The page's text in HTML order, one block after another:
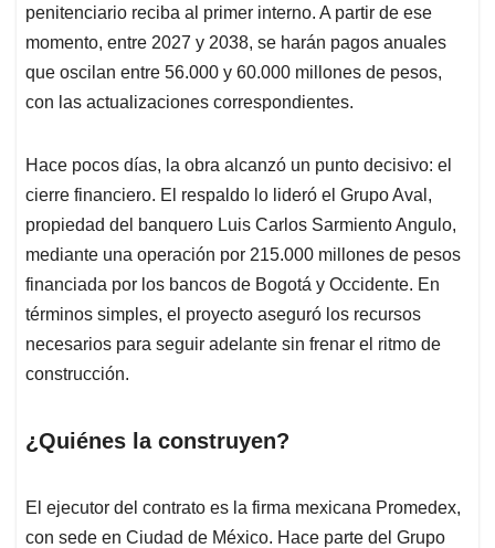
penitenciario reciba al primer interno. A partir de ese
momento, entre 2027 y 2038, se harán pagos anuales
que oscilan entre 56.000 y 60.000 millones de pesos,
con las actualizaciones correspondientes.
Hace pocos días, la obra alcanzó un punto decisivo: el
cierre financiero. El respaldo lo lideró el Grupo Aval,
propiedad del banquero Luis Carlos Sarmiento Angulo,
mediante una operación por 215.000 millones de pesos
financiada por los bancos de Bogotá y Occidente. En
términos simples, el proyecto aseguró los recursos
necesarios para seguir adelante sin frenar el ritmo de
construcción.
¿Quiénes la construyen?
El ejecutor del contrato es la firma mexicana Promedex,
con sede en Ciudad de México. Hace parte del Grupo